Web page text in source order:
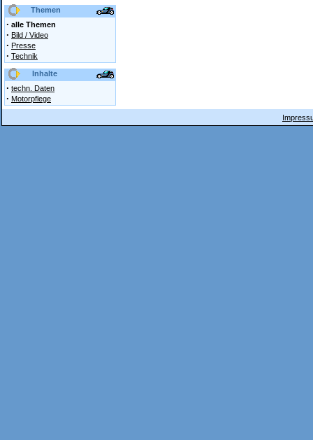
Themen
· alle Themen
· Bild / Video
· Presse
· Technik
Inhalte
· techn. Daten
· Motorpflege